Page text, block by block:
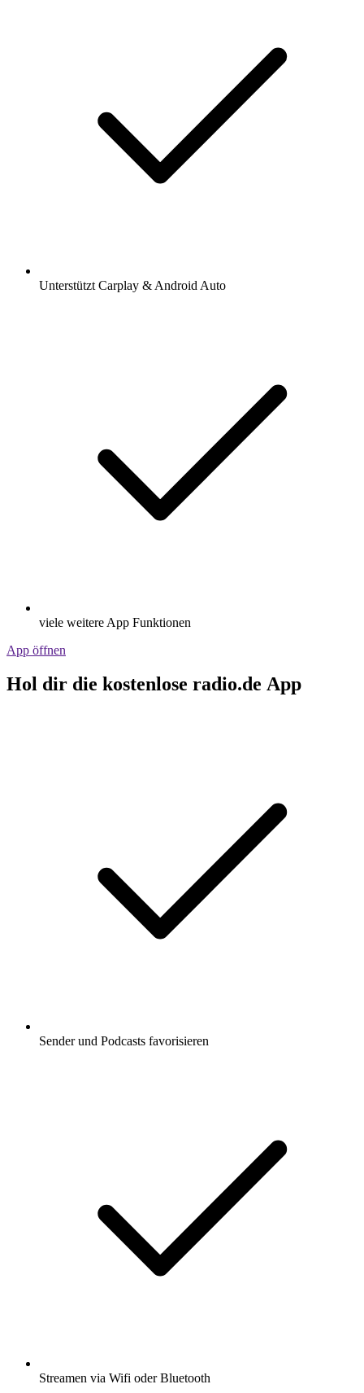
Unterstützt Carplay & Android Auto
viele weitere App Funktionen
App öffnen
Hol dir die kostenlose radio.de App
Sender und Podcasts favorisieren
Streamen via Wifi oder Bluetooth